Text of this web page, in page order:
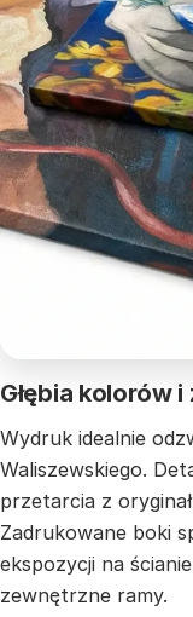
Głębia kolorów
Wydruk idealnie
Waliszewskiego.
przetarcia z
Zadrukowane boki
ekspozycji na
zewnętrzne ramy.